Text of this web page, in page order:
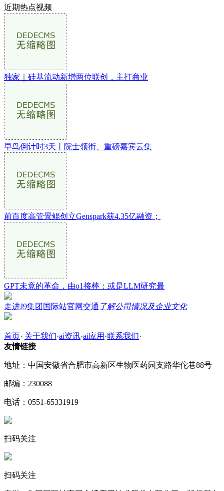
近期热点视频
独家｜硅基流动新增两位联创，主打商业
早鸟倒计时3天丨院士领衔、重磅嘉宾云集
前百度高管景鲲创立Genspark获4.35亿融资；
GPT未竟的革命，由o1接棒：或是LLM研究最
走进J9集团国际站官网交通 了解公司情况及企业文化
首页· 关于我们·ai资讯·ai应用 ·联系我们·
友情链接
地址：中国安徽省合肥市高新区生物医药园支路华佗巷88号
邮编：230088
电话：0551-65331919
扫码关注
扫码关注